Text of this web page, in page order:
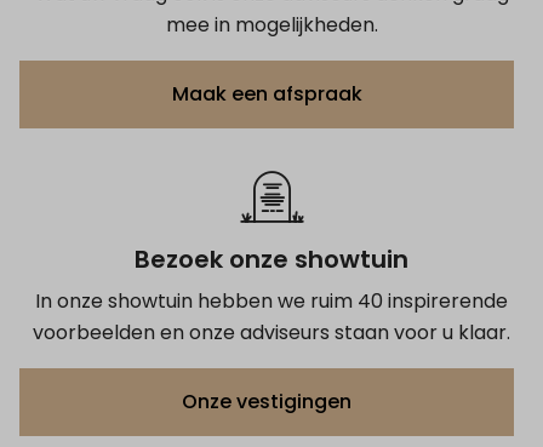
mee in mogelijkheden.
Maak een afspraak
Bezoek onze showtuin
In onze showtuin hebben we ruim 40 inspirerende
voorbeelden en onze adviseurs staan voor u klaar.
Onze vestigingen